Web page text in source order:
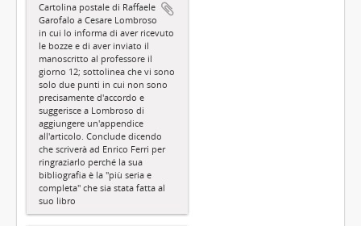
Cartolina postale di Raffaele
Garofalo a Cesare Lombroso
in cui lo informa di aver ricevuto
le bozze e di aver inviato il
manoscritto al professore il
giorno 12; sottolinea che vi sono
solo due punti in cui non sono
precisamente d'accordo e
suggerisce a Lombroso di
aggiungere un'appendice
all'articolo. Conclude dicendo
che scriverà ad Enrico Ferri per
ringraziarlo perché la sua
bibliografia è la "più seria e
completa" che sia stata fatta al
suo libro